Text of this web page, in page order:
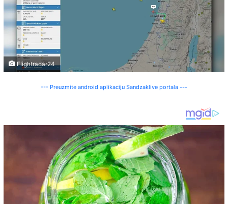
Flightradar24
--- Preuzmite android aplikaciju Sandzaklive portala ---